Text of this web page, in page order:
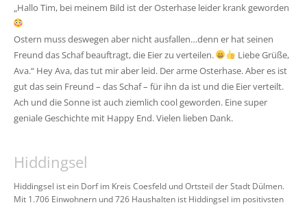
„Hallo Tim, bei meinem Bild ist der Osterhase leider krank geworden
Ostern muss deswegen aber nicht ausfallen…denn er hat seinen
Freund das Schaf beauftragt, die Eier zu verteilen.
Liebe Grüße,
Ava.“ Hey Ava, das tut mir aber leid. Der arme Osterhase. Aber es ist
gut das sein Freund – das Schaf – für ihn da ist und die Eier verteilt.
Ach und die Sonne ist auch ziemlich cool geworden. Eine super
geniale Geschichte mit Happy End. Vielen lieben Dank.
Hiddingsel
Hiddingsel ist ein Dorf im Kreis Coesfeld und Ortsteil der Stadt Dülmen.
Mit 1.706 Einwohnern und 726 Haushalten ist Hiddingsel im positivsten